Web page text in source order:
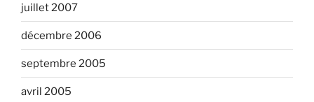
juillet 2007
décembre 2006
septembre 2005
avril 2005